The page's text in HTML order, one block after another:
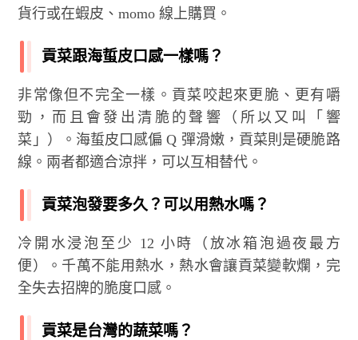
貨行或在蝦皮、momo 線上購買。
貢菜跟海蜇皮口感一樣嗎？
非常像但不完全一樣。貢菜咬起來更脆、更有嚼
勁，而且會發出清脆的聲響（所以又叫「響
菜」）。海蜇皮口感偏 Q 彈滑嫩，貢菜則是硬脆路
線。兩者都適合涼拌，可以互相替代。
貢菜泡發要多久？可以用熱水嗎？
冷開水浸泡至少 12 小時（放冰箱泡過夜最方
便）。千萬不能用熱水，熱水會讓貢菜變軟爛，完
全失去招牌的脆度口感。
貢菜是台灣的蔬菜嗎？